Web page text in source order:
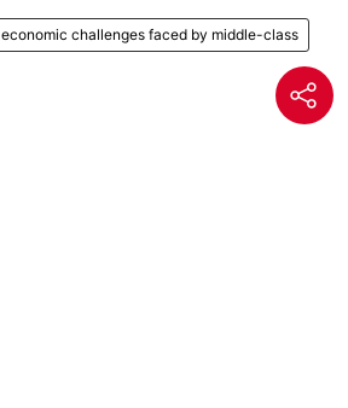
economic challenges faced by middle-class